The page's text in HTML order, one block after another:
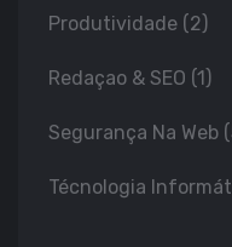
Produtividade (2)
Redaçao & SEO (1)
Segurança Na Web
Técnologia